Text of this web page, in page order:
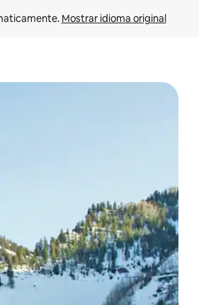
Mostrar idioma original